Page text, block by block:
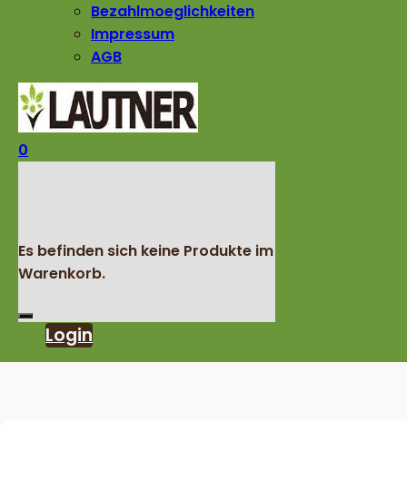
Bezahlmoeglichkeiten
Impressum
AGB
0
Es befinden sich keine Produkte im
Warenkorb.
Login